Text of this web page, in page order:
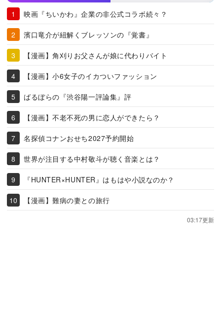
映画『ちいかわ』企業の非公式コラボ続々？
濱口竜介が紐解くブレッソンの『覚書』
【漫画】角刈りお父さんが娘に代わりバイト
【漫画】小6女子のイカついファッション
ばるぼらの『渋谷陽一評論集』評
【漫画】不老不死の男に恋人ができたら？
名探偵コナンおせち2027予約開始
世界が注目する中村敬斗が聴く音楽とは？
『HUNTER×HUNTER』はもはや小説なのか？
【漫画】難病の妻との旅行
03:17更新